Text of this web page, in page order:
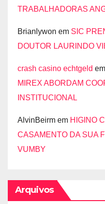
TRABALHADORAS
Brianlywon em SIC
DOUTOR LAURINDO
crash casino echtgeld em
MIREX ABORDAM
INSTITUCIONAL
AlvinBeirm em HIGINO
CASAMENTO DA SUA
VUMBY
Arquivos